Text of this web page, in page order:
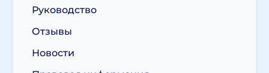
Руководство
Отзывы
Новости